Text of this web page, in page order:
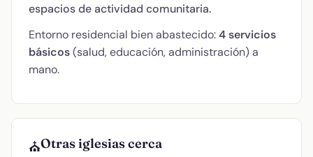
espacios de actividad comunitaria.
Entorno residencial bien abastecido:4 servicios
básicos(salud, educación, administración) a
mano.
⛪Otras iglesias cerca